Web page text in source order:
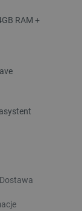
RAM +
Dostawa